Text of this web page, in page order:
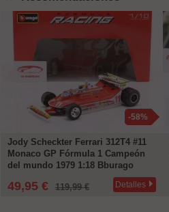
-58%
Jody Scheckter Ferrari 312T4 #11
Monaco GP Fórmula 1 Campeón
del mundo 1979 1:18 Bburago
49,95 € 119,99 € Detalles